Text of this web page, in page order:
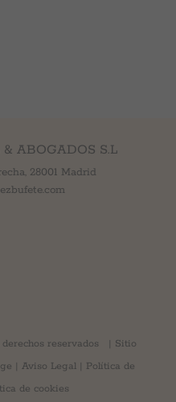
ABOGADOS S.L
28001 Madrid
reservados | Sitio
Aviso Legal| Política de
de cookies